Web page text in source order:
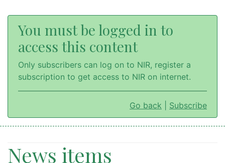
You must be logged in to
access this content
Only subscribers can log on to NIR, register a
subscription to get access to NIR on internet.
Go back Subscribe
News items